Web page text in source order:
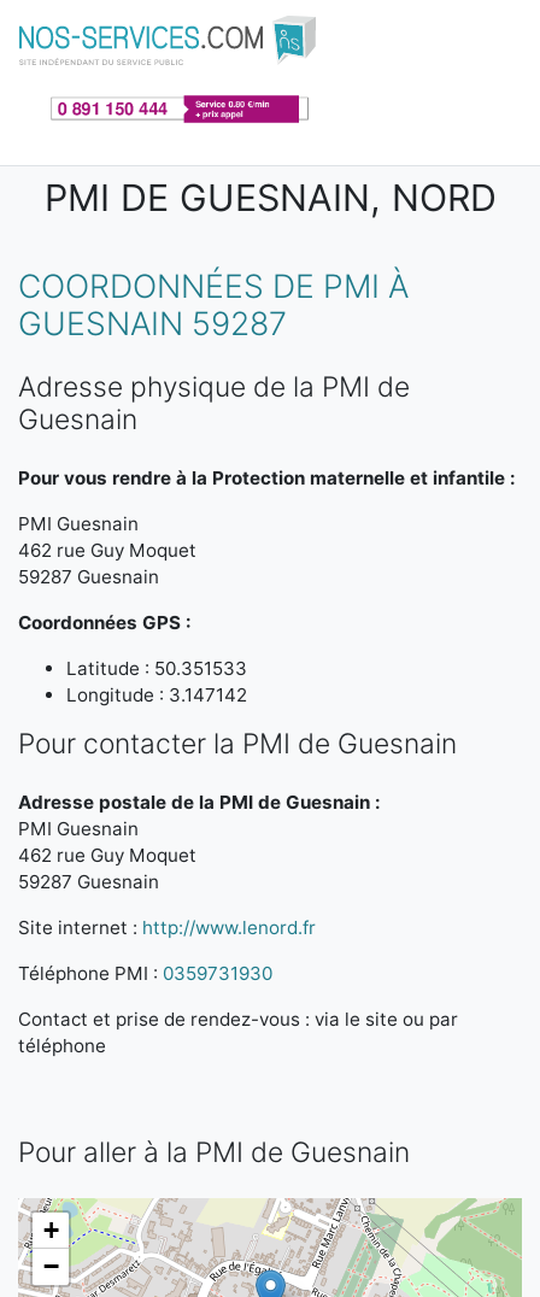
Aller au contenu principal
PMI DE GUESNAIN, NORD
COORDONNÉES DE PMI À
GUESNAIN 59287
Adresse physique de la PMI de
Guesnain
Pour vous rendre à la Protection maternelle et infantile :
PMI Guesnain
462 rue Guy Moquet
59287 Guesnain
Coordonnées GPS :
Latitude : 50.351533
Longitude : 3.147142
Pour contacter la PMI de Guesnain
Adresse postale de la PMI de Guesnain :
PMI Guesnain
462 rue Guy Moquet
59287 Guesnain
Site internet : http://www.lenord.fr
Téléphone PMI : 0359731930
Contact et prise de rendez-vous : via le site ou par
téléphone
Pour aller à la PMI de Guesnain
+
−